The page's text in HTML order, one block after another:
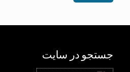
جستجو در سایت